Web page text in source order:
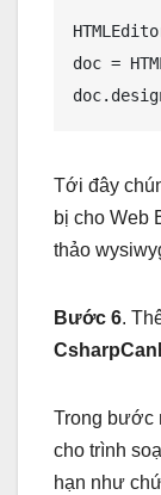
doc =
Tới đây
bị cho Web
thảo
Bước 6.
Trong bước
cho trình
hạn như